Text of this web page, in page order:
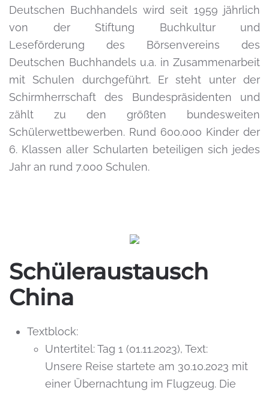
Deutschen Buchhandels wird seit 1959 jährlich
von der Stiftung Buchkultur und
Leseförderung des Börsenvereins des
Deutschen Buchhandels u.a. in Zusammenarbeit
mit Schulen durchgeführt. Er steht unter der
Schirmherrschaft des Bundespräsidenten und
zählt zu den größten bundesweiten
Schülerwettbewerben. Rund 600.000 Kinder der
6. Klassen aller Schularten beteiligen sich jedes
Jahr an rund 7.000 Schulen.
Schüleraustausch
China
Textblock:
Untertitel:Tag 1 (01.11.2023), Text:
Unsere Reise startete am 30.10.2023 mit
einer Übernachtung im Flugzeug. Die